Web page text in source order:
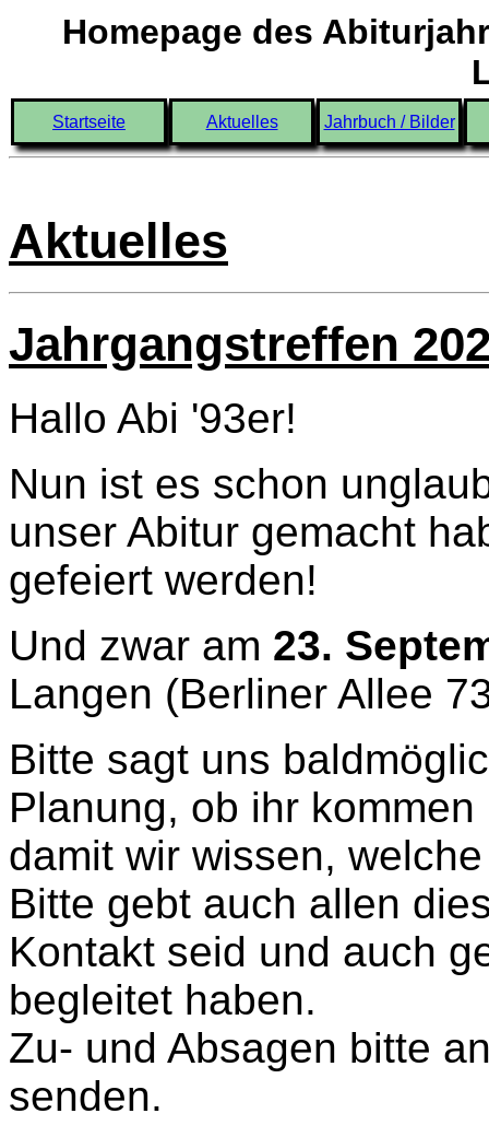
Homepage des
Startseite Aktuelles Jahrbuch / Bilder
Aktuelles
Jahrgangstreffen
Hallo Abi '93er!
Nun ist es schon
unser Abitur gemacht
gefeiert werden!
Und zwar am 23.
Langen (Berliner Allee
Bitte sagt uns
Planung, ob ihr
damit wir wissen,
Bitte gebt auch allen
Kontakt seid und auch
begleitet haben.
Zu- und Absagen bitte
senden.